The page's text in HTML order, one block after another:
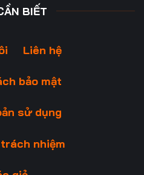
BIẾT
Liên hệ
bảo mật
sử dụng
nhiệm